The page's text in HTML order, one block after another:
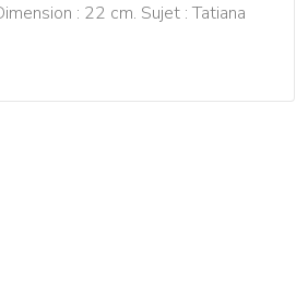
: 22 cm. Sujet : Tatiana